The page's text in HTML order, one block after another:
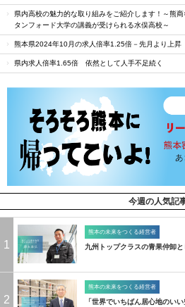
県内高校の魅力的な取り組みをご紹介します！～熊
タンフォード大学の講義が受けられる水俣高校～
熊本県2024年10月の求人倍率1.25倍－先月より上昇
県内求人倍率1.65倍 依然として人手不足続く
今週の人気記
1
熊本の未来をつくる経営者
九州トップクラスの青果仲卸
2
熊本の未来をつくる経営者
「世界でいちばん居心地のい